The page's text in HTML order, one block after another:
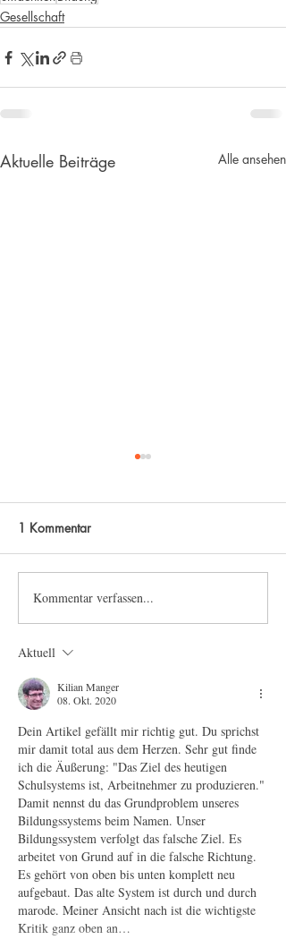
Gesellschaft
Aktuelle Beiträge Alle ansehen
Bildung des Geistes
1 Kommentar
Kommentar verfassen...
Aktuell
Kilian Manger
08. Okt. 2020
Dein Artikel gefällt mir richtig gut. Du sprichst
mir damit total aus dem Herzen. Sehr gut finde
ich die Äußerung: "Das Ziel des heutigen
Schulsystems ist, Arbeitnehmer zu produzieren."
Damit nennst du das Grundproblem unseres
Bildungssystems beim Namen. Unser
Bildungssystem verfolgt das falsche Ziel. Es
arbeitet von Grund auf in die falsche Richtung.
Es gehört von oben bis unten komplett neu
aufgebaut. Das alte System ist durch und durch
marode. Meiner Ansicht nach ist die wichtigste
Kritik ganz oben an…